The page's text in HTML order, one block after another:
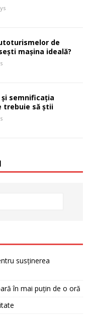
de
mașina ideală?
semnificația
trebuie să știi
susținerea
în mai puțin de o oră